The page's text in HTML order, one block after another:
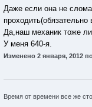
Даже если она не
проходить(обязательно
Да,наш механик тоже
У меня 640-я.
Изменено 2 января, 2012
Время от времени все же